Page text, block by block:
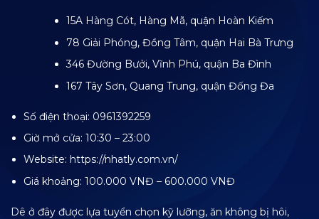
15A Hàng Cót, Hàng Mã, quận Hoàn Kiếm
78 Giải Phóng, Đồng Tâm, quận Hai Bà Trưng
346 Đường Bưởi, Vĩnh Phú, quận Ba Đình
167 Tây Sơn, Quang Trung, quận Đống Đa
Số điện thoại: 0961392259
Giờ mở cửa: 10:30 – 23:00
Website: https://nhatly.com.vn/
Giá khoảng: 100.000 VNĐ – 600.000 VNĐ
Dê ở đây được lựa tuyển chọn kỹ lưỡng, ăn không bị hôi,